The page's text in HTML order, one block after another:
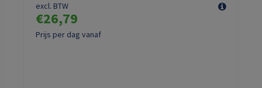
Prijs per dag vanaf
€26,79
excl. BTW